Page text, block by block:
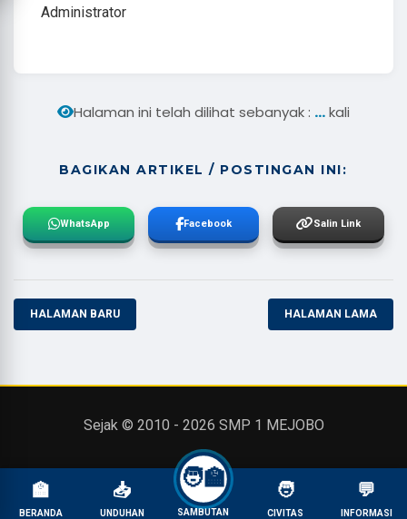
Administrator
Halaman ini telah dilihat sebanyak : ...kali
BAGIKAN ARTIKEL / POSTINGAN INI:
WhatsApp Facebook Salin Link
HALAMAN BARU HALAMAN LAMA
Sejak © 2010 - 2026 SMP 1 MEJOBO
🏫
BERANDA
📥
UNDUHAN
🧑‍🏫
SAMBUTAN
🧑
CIVITAS
💬
INFORMASI